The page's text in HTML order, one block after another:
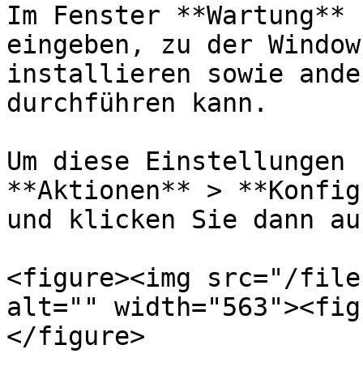
Im Fenster
eingeben, zu der
installieren sowie
durchführen kann.
Um diese
**Aktionen** >
und klicken Sie dann
<figure><img src="/files/
alt=""
</figure>